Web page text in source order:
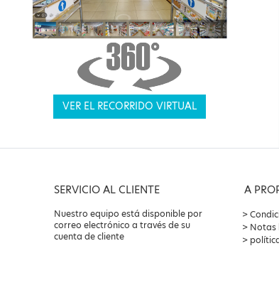
VER EL RECORRIDO VIRTUAL
SERVICIO AL CLIENTE
Nuestro equipo está disponible por
correo electrónico a través de su
cuenta de cliente
A
Notas